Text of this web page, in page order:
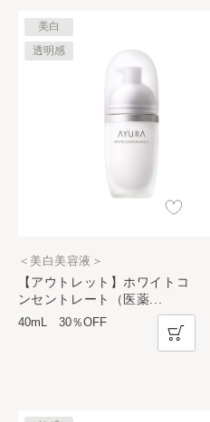
【アウトレット】ホワイトコ
ンセントレート（医薬
美白
透明感
＜美白美容液＞
40mL 30％OFF